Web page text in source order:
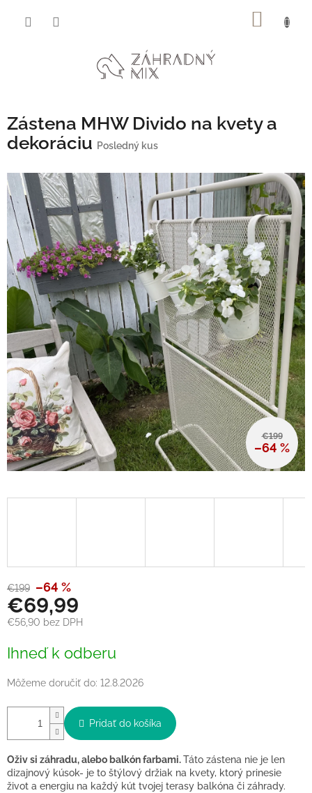
Zástena MHW Divido na kvety a
dekoráciu Posledný kus
€199
–64 %
€199 –64 %
€69,99
€56,90 bez DPH
cena:
Ihneď k odberu
Môžeme doručiť do: 12.8.2026
Pridať do košíka
Oživ si záhradu, alebo balkón farbami.Táto zástena nie je len
dizajnový kúsok- je to štýlový držiak na kvety, ktorý prinesie
život a energiu na každý kút tvojej terasy balkóna či záhrady.